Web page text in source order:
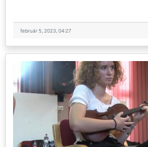
február 5, 2023, 04:27